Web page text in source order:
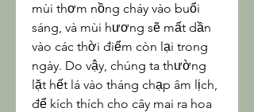
mùi thơm nồng cháy vào buổi
sáng, và mùi hương sẽ mất dần
vào các thời điểm còn lại trong
ngày. Do vậy, chúng ta thường
lặt hết lá vào tháng chạp âm lịch,
để kích thích cho cây mai ra hoa